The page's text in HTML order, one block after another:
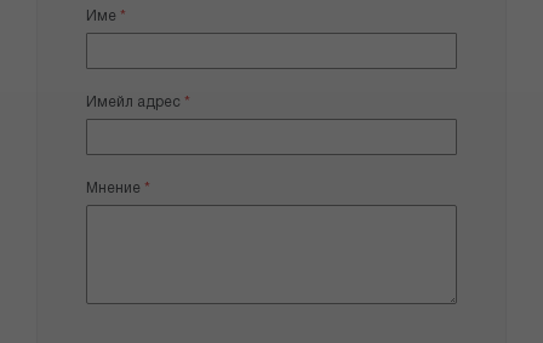
star
stars
stars
stars
stars
Име
Имейл адрес
Мнение